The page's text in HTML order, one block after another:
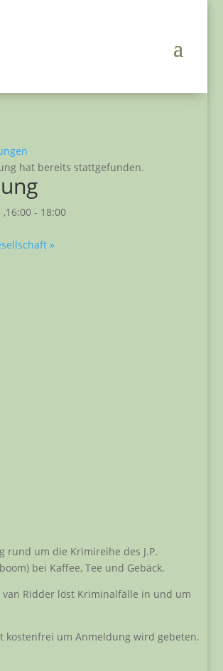
hat bereits stattgefunden.
,16:00 - 18:00
»
rund um die Krimireihe des J.P.
bei Kaffee, Tee und Gebäck.
van Ridder löst Kriminalfälle in und um
kostenfrei um Anmeldung wird gebeten.